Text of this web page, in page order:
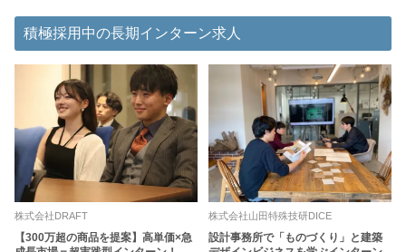
積極採用中の長期インターン求人
株式会社DRAFT
【300万超の商品を提案】高単価×急
株式会社山田特殊技研DICE
設計事務所で「ものづくり」と建築